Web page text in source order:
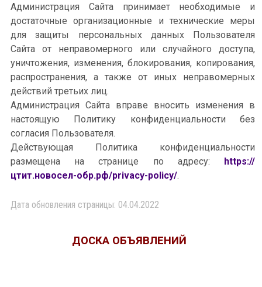
Администрация Сайта принимает необходимые и
достаточные организационные и технические меры
для защиты персональных данных Пользователя
Сайта от неправомерного или случайного доступа,
уничтожения, изменения, блокирования, копирования,
распространения, а также от иных неправомерных
действий третьих лиц.
Администрация Сайта вправе вносить изменения в
настоящую Политику конфиденциальности без
согласия Пользователя.
Действующая Политика конфиденциальности
размещена на странице по адресу: https://
цтит.новосел-обр.рф/privacy-policy/.
Дата обновления страницы: 04.04.2022
ДОСКА ОБЪЯВЛЕНИЙ